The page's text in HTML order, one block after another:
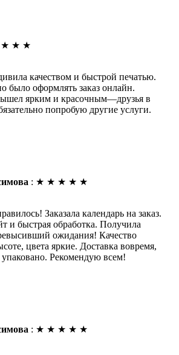
★ ★ ★
качеством и быстрой печатью.
было оформлять заказ онлайн.
ярким и красочным—друзья в
попробую другие услуги.
: ★ ★ ★ ★ ★
Заказала календарь на заказ.
и быстрая обработка. Получила
ожидания! Качество
цвета яркие. Доставка вовремя,
упаковано. Рекомендую всем!
: ★ ★ ★ ★ ★